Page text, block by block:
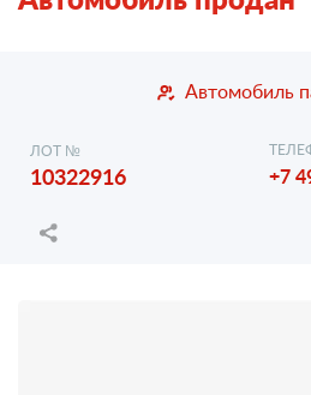
Автомобиль
ЛОТ №
10322916 +7